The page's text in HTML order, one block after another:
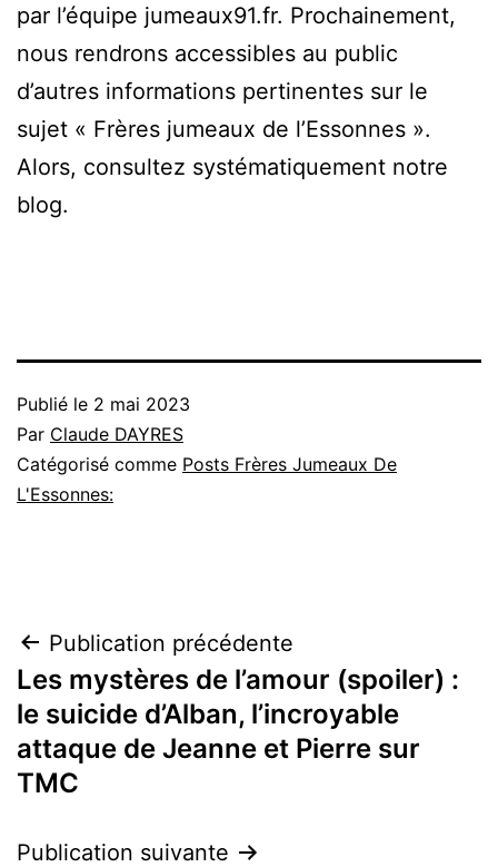
par l’équipe jumeaux91.fr. Prochainement,
nous rendrons accessibles au public
d’autres informations pertinentes sur le
sujet « Frères jumeaux de l’Essonnes ».
Alors, consultez systématiquement notre
blog.
Publié le 2 mai 2023
Par Claude DAYRES
Catégorisé comme Posts Frères Jumeaux De
L'Essonnes:
Navigation
de
l’article
Publication précédente
Les mystères de l’amour (spoiler) :
le suicide d’Alban, l’incroyable
attaque de Jeanne et Pierre sur
TMC
Publication suivante